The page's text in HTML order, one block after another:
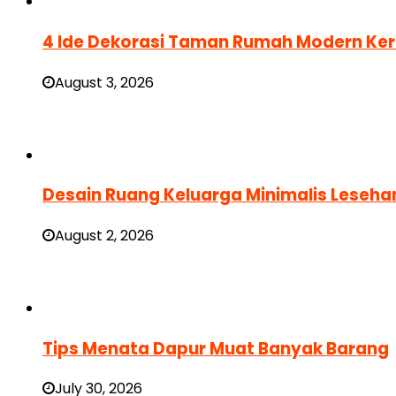
4 Ide Dekorasi Taman Rumah Modern
August 3, 2026
Desain Ruang Keluarga Minimalis
August 2, 2026
Tips Menata Dapur Muat Banyak Barang
July 30, 2026